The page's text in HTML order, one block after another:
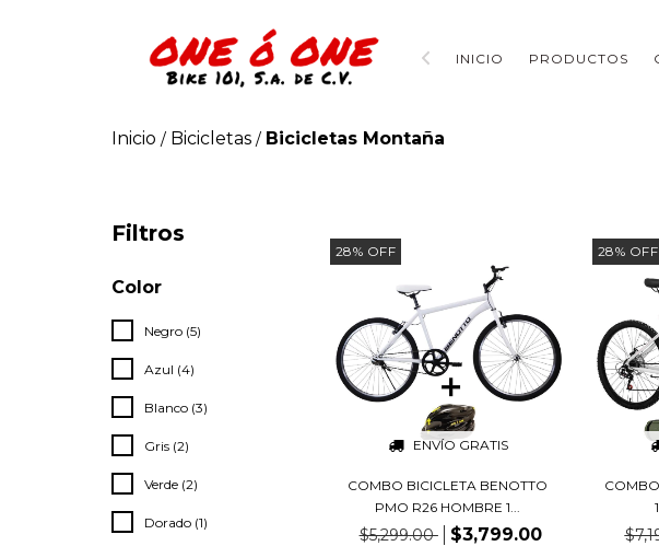
INICIO PRODUCTOS
Inicio / Bicicletas / Bicicletas Montaña
Filtros
Color
Negro (5)
Azul (4)
Blanco (3)
Gris (2)
Verde (2)
Dorado (1)
28% OFF
ENVÍO GRATIS
COMBO BICICLETA BENOTTO
PMO R26 HOMBRE 1...
$5,299.00 $3,799.00
28% OFF